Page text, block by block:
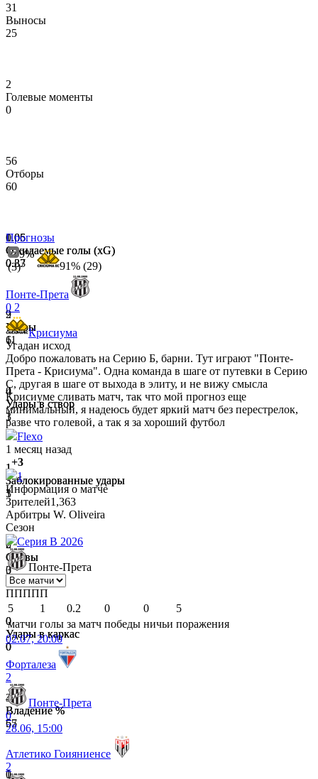
31
Выносы
25
2
Голевые моменты
0
56
Отборы
60
0.06
Ожидаемые голы (xG)
0.87
2
Удары
11
0
Удары в створ
3
1
Заблокированные удары
3
2
Сейвы
0
0
Удары в каркас
0
35
Владение %
65
0
1.05
Ожидаемые голы (xG)
0.33
9
Удары
6
4
Удары в створ
1
1
Заблокированные удары
1
0
Сейвы
3
0
Удары в каркас
0
43
Владение %
57
1
Прогнозы
9%
(3)
91% (29)
Понте-Прета
0 2
Крисиума
Угадан исход
Добро пожаловать на Серию Б, барни. Тут играют "Понте-
Прета - Крисиума". Одна команда в шаге от путевки в Серию
С, другая в шаге от выхода в элиту, и не вижу смысла
Крисиуме сливать матч, так что мой прогноз еще
минимальный, я надеюсь будет яркий матч без перестрелок,
разве что голевой, а так я за хороший футбол
Flexo
1 месяц назад
+3
1
Информация о матче
Зрителей1,363
Арбитры W. Oliveira
Сезон
Серия B 2026
Понте-Прета
ППППП
5
1 0.2 0 0
5
матчи голы за матч победы ничьи поражения
02.07, 20:00
Форталеза
2
Понте-Прета
0
28.06, 15:00
Атлетико Гоияниенсе
2